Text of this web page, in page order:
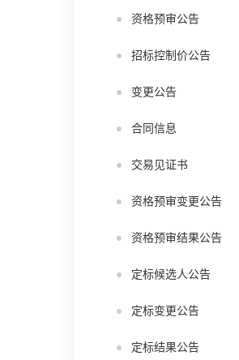
资格预审公告
招标控制价公告
变更公告
合同信息
交易见证书
资格预审变更公告
资格预审结果公告
定标候选人公告
定标变更公告
定标结果公告